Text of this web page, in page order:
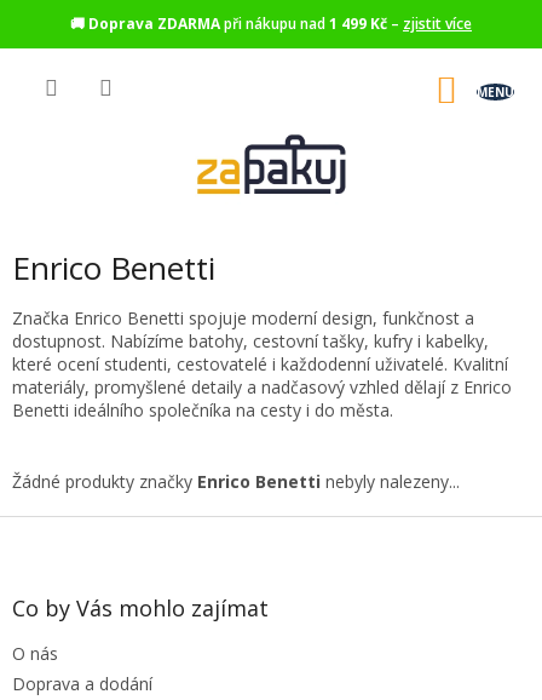
🚚 Doprava ZDARMApři nákupu nad1 499 Kč – zjistit více
Enrico Benetti
Značka Enrico Benetti spojuje moderní design, funkčnost a
dostupnost. Nabízíme batohy, cestovní tašky, kufry i kabelky,
které ocení studenti, cestovatelé i každodenní uživatelé. Kvalitní
materiály, promyšlené detaily a nadčasový vzhled dělají z Enrico
Benetti ideálního společníka na cesty i do města.
Žádné produkty značky Enrico Benetti nebyly nalezeny...
Z
Co by Vás mohlo zajímat
O nás
Doprava a dodání